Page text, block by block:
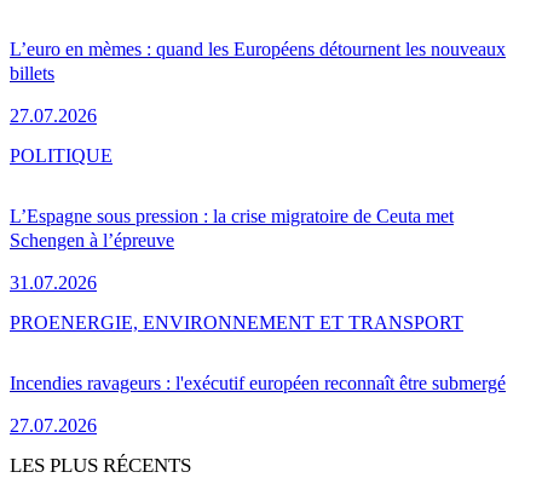
L’euro en mèmes : quand les Européens détournent les nouveaux
billets
27.07.2026
L’Espagne sous pression : la crise migratoire de Ceuta met
Schengen à l’épreuve
31.07.2026
POLITIQUE
Incendies ravageurs : l'exécutif européen reconnaît être submergé
27.07.2026
PROENERGIE, ENVIRONNEMENT ET TRANSPORT
LES PLUS RÉCENTS